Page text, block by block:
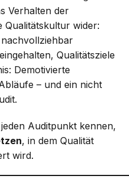
Verhalten der
Qualitätskultur wider:
Qualitätsziele
Demotivierte
– und ein nicht
Auditpunkt kennen,
, in dem Qualität
wird.